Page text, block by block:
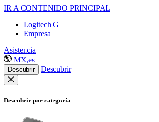
IR A CONTENIDO PRINCIPAL
Logitech G
Empresa
Asistencia
MX,es
Descubrir Descubrir
Descubrir por categoría